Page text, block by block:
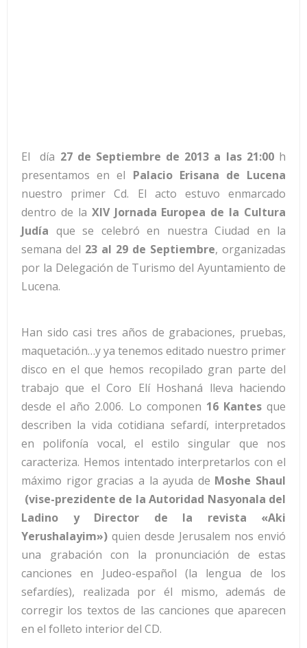
El día 27 de Septiembre de 2013 a las 21:00h
presentamos en el Palacio Erisana de Lucena
nuestro primer Cd. El acto estuvo enmarcado
dentro de la XIV Jornada Europea de la Cultura
Judía que se celebró en nuestra Ciudad en la
semana del 23 al 29 de Septiembre, organizadas
por la Delegación de Turismo del Ayuntamiento de
Lucena.
Han sido casi tres años de grabaciones, pruebas,
maquetación…y ya tenemos editado nuestro primer
disco en el que hemos recopilado gran parte del
trabajo que el Coro Elí Hoshaná lleva haciendo
desde el año 2.006. Lo componen 16 Kantesque
describen la vida cotidiana sefardí, interpretados
en polifonía vocal, el estilo singular que nos
caracteriza. Hemos intentado interpretarlos con el
máximo rigor gracias a la ayuda de Moshe Shaul
(vise-prezidente de la Autoridad Nasyonala del
Ladino y Director de la revista «Aki
Yerushalayim») quien desde Jerusalem nos envió
una grabación con la pronunciación de estas
canciones en Judeo-español (la lengua de los
sefardíes), realizada por él mismo, además de
corregir los textos de las canciones que aparecen
en el folleto interior del CD.